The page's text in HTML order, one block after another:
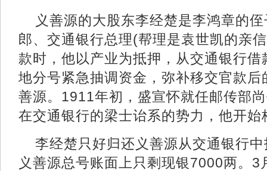
义善源的大股东李经楚是李鸿章的
郎、交通银行总理(帮理是袁世凯的亲
款时，他以产业为抵押，从交通银行
地分号紧急抽调资金，弥补移交官款
善源。1911年初，盛宣怀就任邮传部
在交通银行的梁士诒系的势力，他开
李经楚只好归还义善源从交通银行
义善源总号账面上只剩现银7000两。